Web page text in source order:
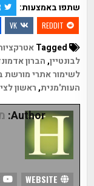
שתפו באמצעות:
REDDIT
VK
לבונטיין,הברון
לשימור אתרי מורשת
העות'מנית,ראשון
Author: